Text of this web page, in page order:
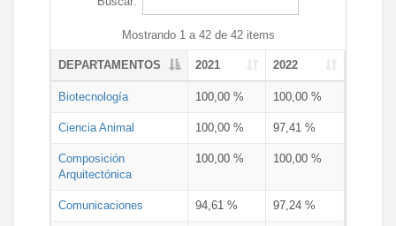
Mostrando 1 a 42 de 42 items
DEPARTAMENTOS 2021 2022
Biotecnología 100,00 % 100,00 %
Ciencia Animal 100,00 % 97,41 %
Composición
Arquitectónica
100,00 % 100,00 %
Comunicaciones 94,61 % 97,24 %